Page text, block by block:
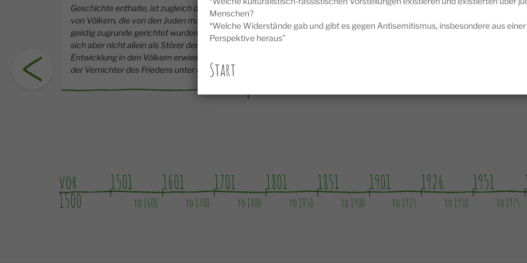
Menschen?
*Welche Widerstände gab und gibt es gegen Antisemitismus, insbesondere aus
Perspektive heraus”
Start
Geschichte enthalte, ist zugleich die Geschichte
von Völkern, die von den Juden materiell und
geistig zugrunde gerichtet wurden. Der Jude hat
sich aber nicht allein als Störer der natürlichen
Entwicklung in den Völkern erwiesen. Er ist auch
der Vernichter des Friedens unter den Völkern.
der Menschen / Doch bis dahin heißt es, weiter
noch kämpfen / Denn die Freimaurer wollen uns
ficken.
vor
1500
1501
to 1600
1601
to 1700
1701
to 1800
1801
to 1850
1851
to 1900
1901
to 1925
1926
to 1950
1951
to 1975